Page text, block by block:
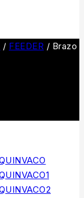
/ FEEDER / Brazo